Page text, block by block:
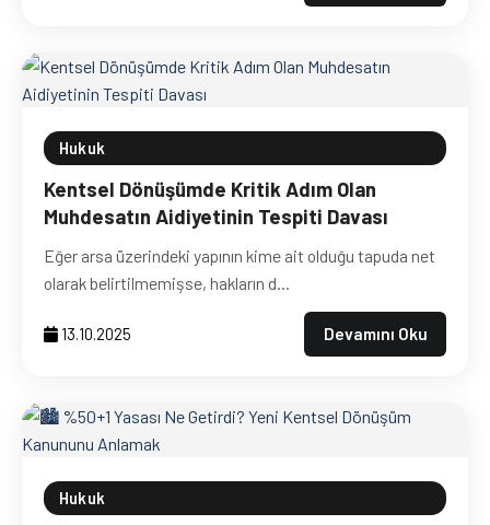
Hukuk
Kentsel Dönüşümde Kritik Adım Olan
Muhdesatın Aidiyetinin Tespiti Davası
Eğer arsa üzerindeki yapının kime ait olduğu tapuda net
olarak belirtilmemişse, hakların d...
13.10.2025 Devamını Oku
Hukuk